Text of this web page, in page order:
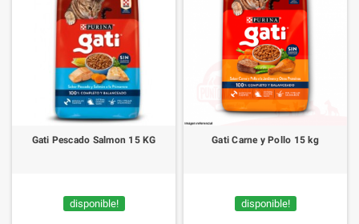
Gati Pescado Salmon 15 KG
disponible!
Gati Carne y Pollo 15 kg
disponible!